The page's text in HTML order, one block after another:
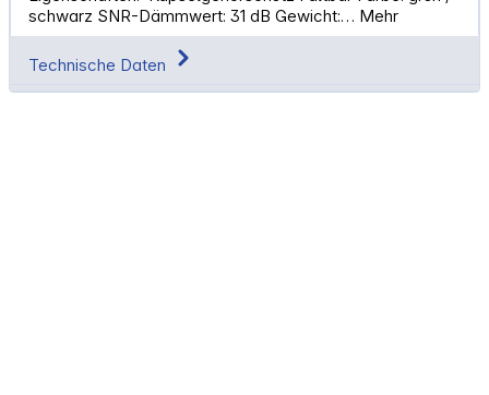
schwarz SNR-Dämmwert: 31 dB Gewicht:… Mehr
Technische Daten